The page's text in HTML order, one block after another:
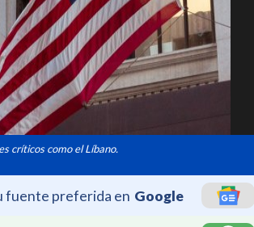
críticos como el Líbano.
fuente preferida en Google